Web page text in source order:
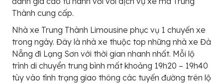
Thành cung cấp.
Nhà xe Trung Thành Limousine phục vụ 1 chuyến xe
trong ngày. Đây là nhà xe thuộc top những nhà xe Đà
Nẵng đi Lạng Sơn với thời gian nhanh nhất. Mỗi lộ
trình di chuyển trung bình mất khoảng 19h20 – 19h40
tùy vào tình trạng giao thông các tuyến đường trên lộ